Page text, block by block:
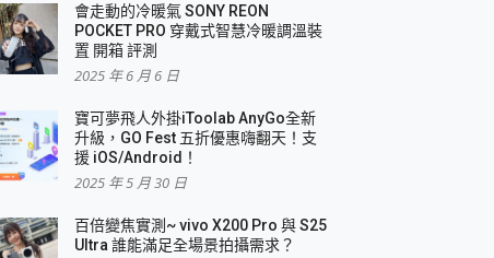
會走動的冷暖氣 SONY REON
POCKET PRO 穿戴式智慧冷暖調溫裝
置 開箱 評測
2025 年 6 月 6 日
寶可夢飛人外掛iToolab AnyGo全新
升級，GO Fest 五折優惠嗨翻天！支
援 iOS/Android！
2025 年 5 月 30 日
百倍變焦實測~ vivo X200 Pro 與 S25
Ultra 誰能滿足全場景拍攝需求？